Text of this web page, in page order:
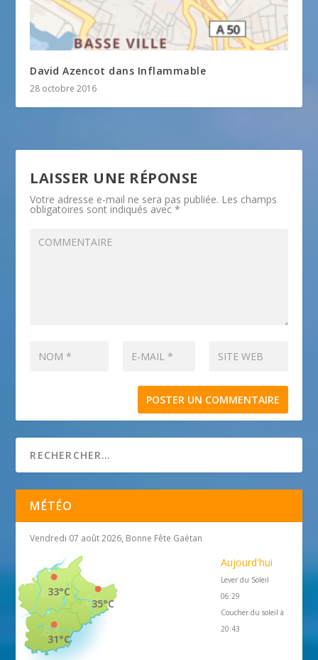
David Azencot dans Inflammable
28 octobre 2016
LAISSER UNE RÉPONSE
Votre adresse e-mail ne sera pas publiée. Les champs
obligatoires sont indiqués avec*
MÉTÉO
Vendredi 07 août 2026, Bonne Fête Gaétan
35°C
33°C
31°C
Aujourd'hui
Lever du Soleil
06:29
Coucher du soleil à
20:43